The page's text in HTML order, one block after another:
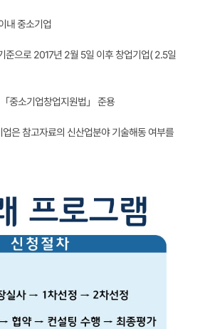
내중소기업
준으로 2017년 2월 5일 이후 창업기업( 2.5일
중소기업창업지원법」 준용
은 참고자료의 신산업분야 기술해동 여부를